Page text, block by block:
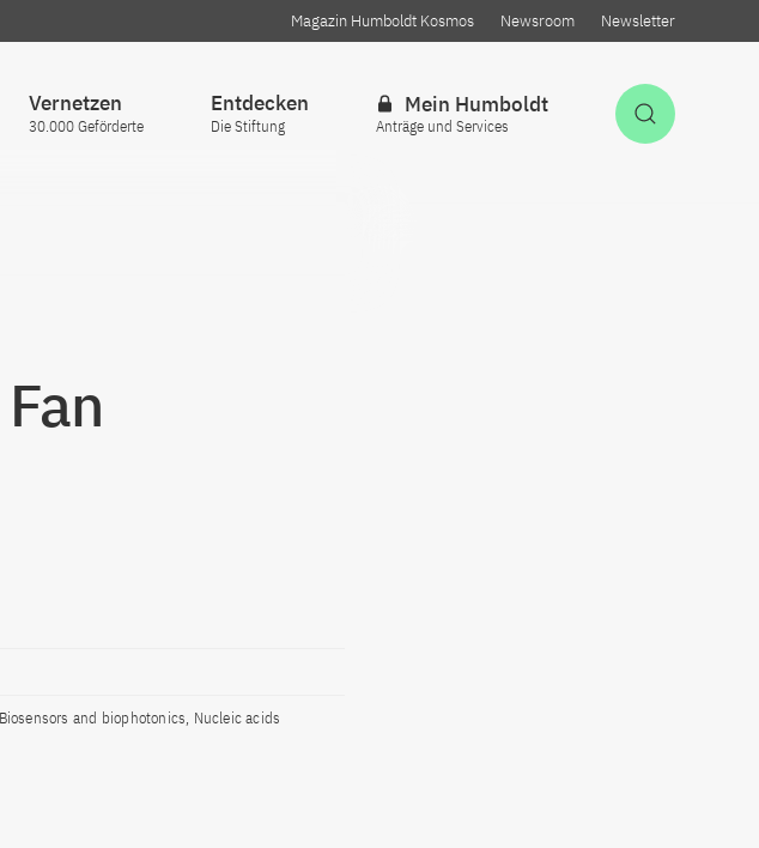
Magazin Humboldt Kosmos Newsroom Newsletter
Vernetzen
30.000 Geförderte
Entdecken
Die Stiftung
Mein Humboldt
Anträge und Services
and biophotonics, Nucleic acids